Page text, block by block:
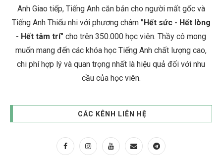
Anh Giao tiếp, Tiếng Anh căn bản cho người mất gốc và
Tiếng Anh Thiếu nhi với phương châm "Hết sức - Hết lòng
- Hết tâm trí" cho trên 350.000 học viên. Thầy cô mong
muốn mang đến các khóa học Tiếng Anh chất lượng cao,
chi phí hợp lý và quan trọng nhất là hiệu quả đối với nhu
cầu của học viên.
CÁC KÊNH LIÊN HỆ